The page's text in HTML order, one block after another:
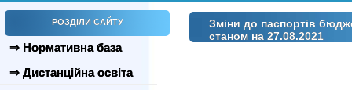
РОЗДІЛИ САЙТУ
⇒ Нормативна база
⇒ Дистанційна освіта
Зміни до паспортів
станом на 27.08.2021